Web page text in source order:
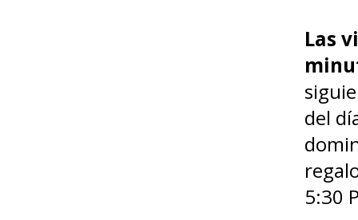
Las
del
5:30